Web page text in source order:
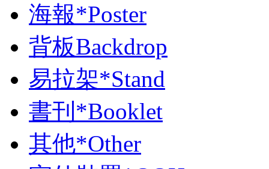
海報*Poster
背板Backdrop
易拉架*Stand
書刊*Booklet
其他*Other